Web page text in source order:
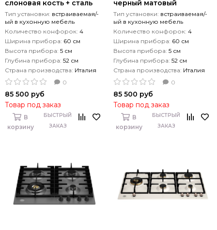
слоновая кость + сталь
Тип установки: встраиваемая/-
ый в кухонную мебель
Количество конфорок: 4
Ширина прибора: 60 см
Высота прибора: 5 см
Глубина прибора: 52 см
Страна производства: Италия
0
85 500 руб
Товар под заказ
В
корзину
БЫСТРЫЙ
ЗАКАЗ
черный матовый
Тип установки: встраиваемая/-
ый в кухонную мебель
Количество конфорок: 4
Ширина прибора: 60 см
Высота прибора: 5 см
Глубина прибора: 52 см
Страна производства: Италия
0
85 500 руб
Товар под заказ
В
корзину
БЫСТРЫЙ
ЗАКАЗ